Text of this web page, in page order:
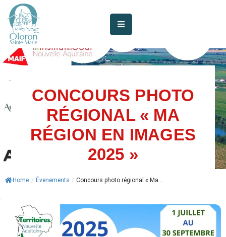
AUJOURD’HUI
À
SUIS
MUNICIPALE
PARTICIPE
CONCOURS PHOTO
RÉGIONAL « MA
RÉGION EN IMAGES
2025 »
Home / Évenements / Concours photo régional « Ma...
.